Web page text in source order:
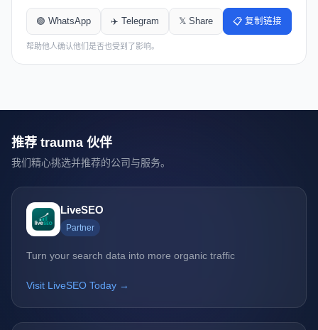
🟢 WhatsApp ✈️ Telegram 𝕏 Share 📋 复制链接
帮助他人确认他们是否也受到了影响。
推荐 trauma 伙伴
我们精心挑选并推荐的公司与服务。
LiveSEO
Partner
Turn your search data into more organic traffic
Visit LiveSEO Today →